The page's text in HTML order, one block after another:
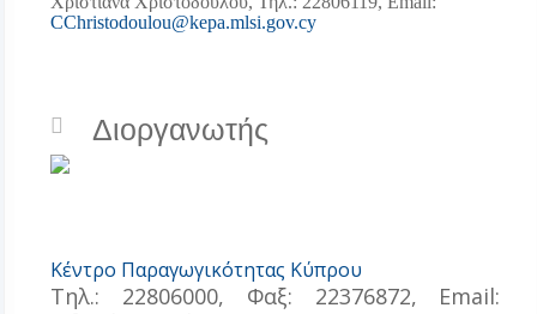
CChristodoulou@kepa.mlsi.gov.cy
Διοργανωτής
Κέντρο Παραγωγικότητας Κύπρου
Τηλ.: 22806000, Φαξ: 22376872, Εmail: